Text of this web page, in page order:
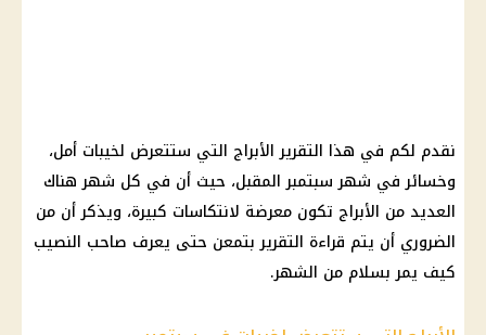
نقدم لكم في هذا التقرير الأبراج التي ستتعرض لخيبات أمل،
وخسائر في شهر سبتمبر المقبل، حيث أن في كل شهر هناك
العديد من الأبراج تكون معرضة لانتكاسات كبيرة، ويذكر أن من
الضروري أن يتم قراءة التقرير بتمعن حتى يعرف صاحب النصيب
كيف يمر بسلام من الشهر.